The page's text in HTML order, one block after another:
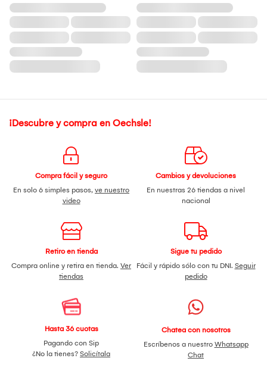
¡Descubre y compra en Oechsle!
Compra fácil y seguro
En solo 6 simples pasos, ve nuestro
video
Cambios y devoluciones
En nuestras 26 tiendas a nivel
nacional
Retiro en tienda
Compra online y retira en tienda. Ver
tiendas
Sigue tu pedido
Fácil y rápido sólo con tu DNI. Seguir
pedido
Hasta 36 cuotas
Pagando con Sip
¿No la tienes? Solicítala
Chatea con nosotros
Escríbenos a nuestro Whatsapp
Chat